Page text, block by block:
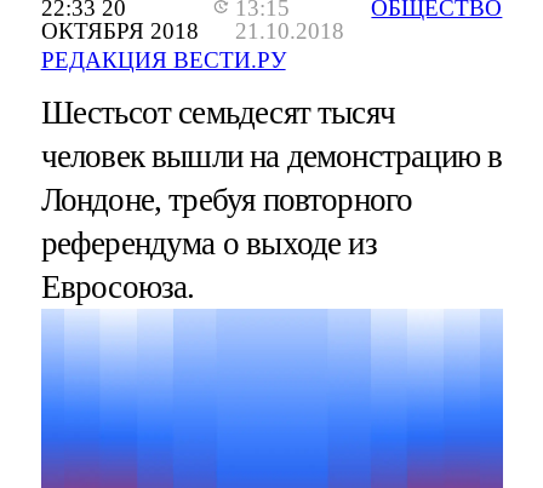
22:33 20
ОКТЯБРЯ 2018
13:15
21.10.2018
РЕДАКЦИЯ ВЕСТИ.РУ
ОБЩЕСТВО
Шестьсот семьдесят тысяч
человек вышли на демонстрацию в
Лондоне, требуя повторного
референдума о выходе из
Евросоюза.